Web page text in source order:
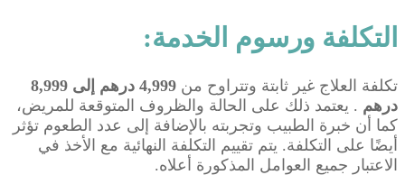
التكلفة ورسوم الخدمة:
تكلفة العلاج غير ثابتة وتتراوح من
4,999 درهم إلى 8,999
درهم . يعتمد ذلك على الحالة والظروف المتوقعة للمريض،
كما أن خبرة الطبيب وتجربته بالإضافة إلى عدد الطعوم تؤثر
أيضًا على التكلفة. يتم تقييم التكلفة النهائية مع الأخذ في
الاعتبار جميع العوامل المذكورة أعلاه.